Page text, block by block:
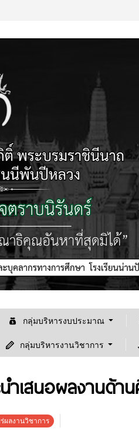
กลุ่มบริหารงบประมาณ
กลุ่มบริหารงานวิชาการ
ำเสนอผลงานด้
ผลงานวิชาการ